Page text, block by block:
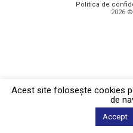
Politica de
2026
Acest site foloseşte cookies
de
Accept